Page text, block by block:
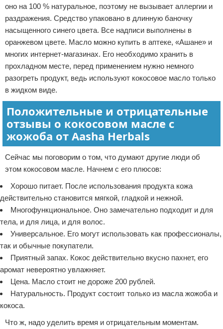
оно на 100 % натуральное, поэтому не вызывает аллергии и
раздражения. Средство упаковано в длинную баночку
насыщенного синего цвета. Все надписи выполнены в
оранжевом цвете. Масло можно купить в аптеке, «Ашане» и
многих интернет-магазинах. Его необходимо хранить в
прохладном месте, перед применением нужно немного
разогреть продукт, ведь используют кокосовое масло только
в жидком виде.
Положительные и отрицательные
отзывы о кокосовом масле с
жожоба от Aasha Herbals
Сейчас мы поговорим о том, что думают другие люди об
этом кокосовом масле. Начнем с его плюсов:
Хорошо питает. После использования продукта кожа
действительно становится мягкой, гладкой и нежной.
Многофункциональное. Оно замечательно подходит и для
тела, и для лица, и для волос.
Универсальное. Его могут использовать как профессионалы,
так и обычные покупатели.
Приятный запах. Кокос действительно вкусно пахнет, его
аромат невероятно увлажняет.
Цена. Масло стоит не дороже 200 рублей.
Натуральность. Продукт состоит только из масла жожоба и
кокоса.
Что ж, надо уделить время и отрицательным моментам.